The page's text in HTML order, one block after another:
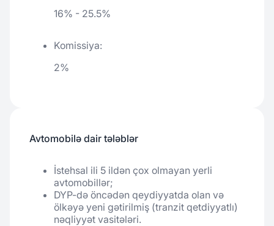
16% - 25.5%
Komissiya:
2%
Avtomobilə dair tələblər
İstehsal ili 5 ildən çox olmayan yerli
avtomobillər;
DYP-də öncədən qeydiyyatda olan və
ölkəyə yeni gətirilmiş (tranzit qetdiyyatlı)
nəqliyyət vasitələri.